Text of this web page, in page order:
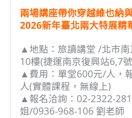
兩場講座帶你穿越維也納
2026新年臺北兩大特展精
▲地點：旅讀講堂 /北市
10樓(捷運南京復興站6,7
▲費用：單堂600元/人，
人(實體課程，無線上)
▲報名洽詢：02-2322-
姐/0936-968-106 劉老師